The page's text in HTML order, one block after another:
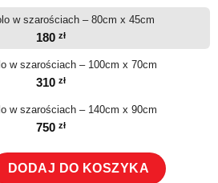
w szarościach – 80cm x 45cm
180 zł
w szarościach – 100cm x 70cm
310 zł
w szarościach – 140cm x 90cm
750 zł
w szarościach
DODAJ DO KOSZYKA